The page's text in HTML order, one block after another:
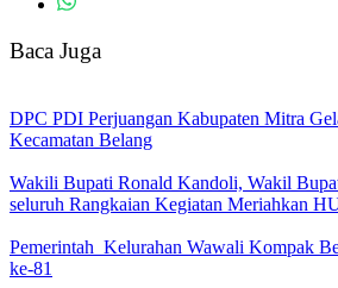
Baca Juga
DPC PDI Perjuangan Kabupaten Mitra
Kecamatan Belang
Wakili Bupati Ronald Kandoli, Wakil
seluruh Rangkaian Kegiatan Meriahkan
Pemerintah Kelurahan Wawali Kompak
ke-81